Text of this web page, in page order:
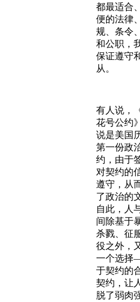
都最适合
便的法律
规、条令
和公职，
保证遵守
从。
有人说，
花号公约
说是美国
第一份政
约，由于
对契约的
遵守，从
了政治的
自此，人
间除基于
杀戮、征
役之外，
一个选
于契约的
契约，让
脱了弱肉